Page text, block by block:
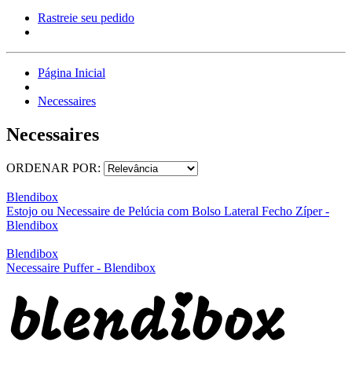
Rastreie seu pedido
Página Inicial
Necessaires
Necessaires
ORDENAR POR:
Blendibox
Estojo ou Necessaire de Pelúcia com Bolso Lateral Fecho Zíper -
Blendibox
Blendibox
Necessaire Puffer - Blendibox